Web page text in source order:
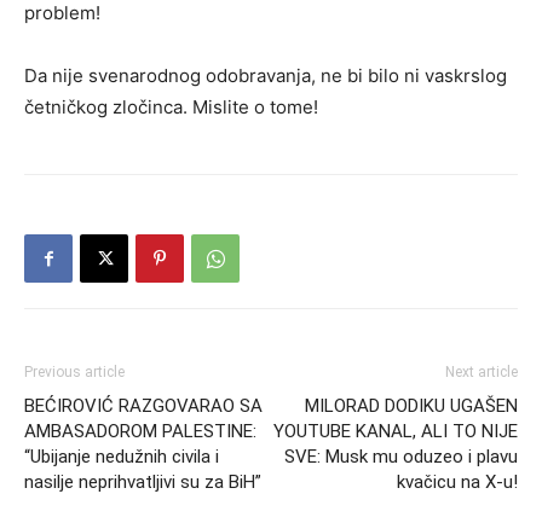
problem!
Da nije svenarodnog odobravanja, ne bi bilo ni vaskrslog
četničkog zločinca. Mislite o tome!
Previous article
BEĆIROVIĆ RAZGOVARAO SA
AMBASADOROM PALESTINE:
“Ubijanje nedužnih civila i
nasilje neprihvatljivi su za BiH”
Next article
MILORAD DODIKU UGAŠEN
YOUTUBE KANAL, ALI TO NIJE
SVE: Musk mu oduzeo i plavu
kvačicu na X-u!